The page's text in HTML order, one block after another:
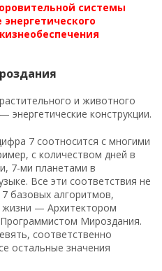
системы
и животного
конструкции.
7 соотносится с многими
с количеством дней в
7-ми планетами в
Все эти соответствия не
базовых алгоритмов,
жизни — Архитектором
Мироздания.
соответственно
остальные значения